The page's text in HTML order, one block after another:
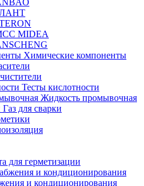
MIDEA
Химические компоненты
Тесты кислотности
Жидкость промывочная
Газ для сварки
для герметизации
и кондиционирования